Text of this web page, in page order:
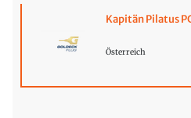
Kapitän Pilatus
Österreich